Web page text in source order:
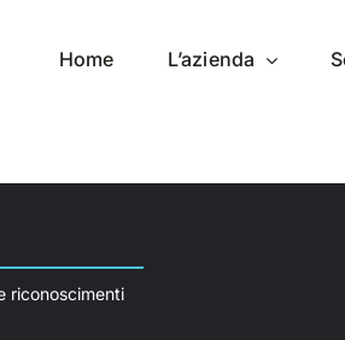
Home L’azienda
riconoscimenti